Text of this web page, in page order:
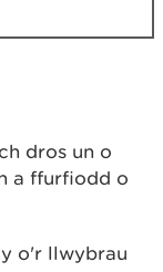
dros un o
a ffurfiodd o
o'r llwybrau